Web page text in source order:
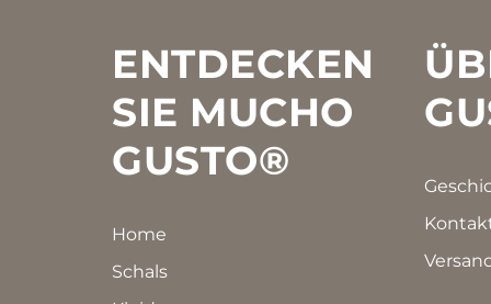
ENTDECKEN
SIE MUCHO
GUSTO®
Home
Schals